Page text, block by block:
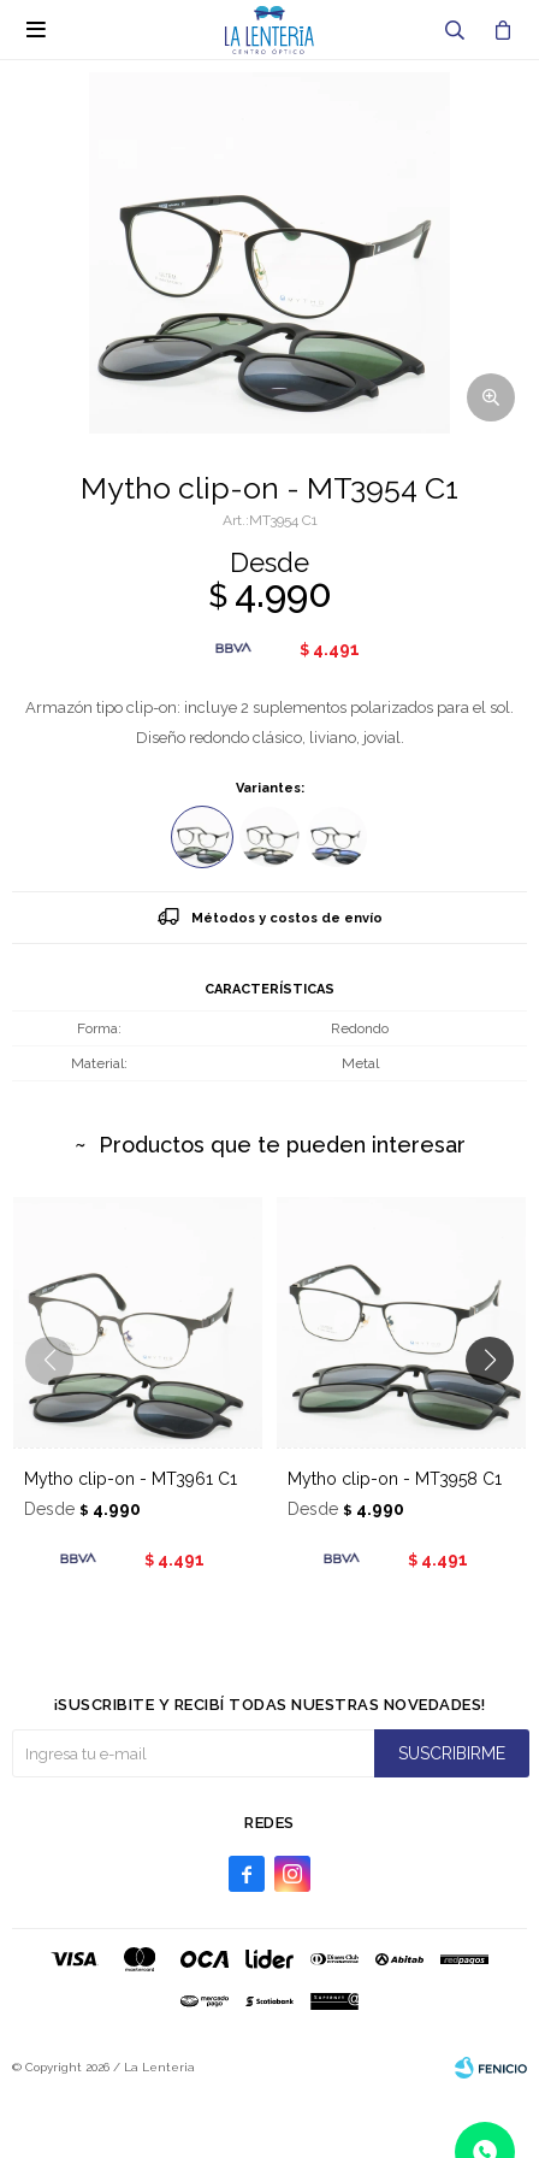

Mytho clip-on - MT3954 C1
MT3954 C1
Desde
$ 4.990
$ 4.491
Armazón tipo clip-on: incluye 2 suplementos polarizados para el sol.
Diseño redondo clásico, liviano, jovial.
Variantes:
Métodos y costos de envío
CARACTERÍSTICAS
Forma Redondo
Material Metal
Productos que te pueden interesar
Mytho clip-on - MT3961 C1
Desde $ 4.990
$ 4.491
Mytho clip-on - MT3958 C1
Desde $ 4.990
$ 4.491
REDES
 
¡SUSCRIBITE Y RECIBÍ TODAS NUESTRAS NOVEDADES!
SUSCRIBIRME
© Copyright 2026 / La Lenteria